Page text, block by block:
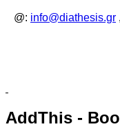
@: info@diathesis.gr
AddThis -